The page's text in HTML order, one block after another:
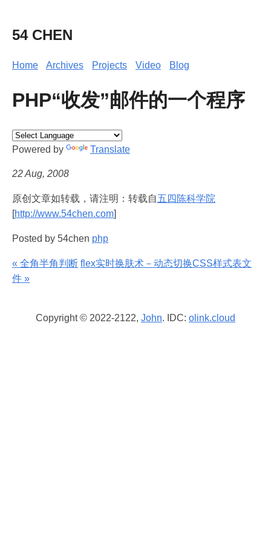
54 CHEN
Home Archives Projects Video Blog
PHP“收发”邮件的一个程序
Powered by Translate
22 Aug, 2008
原创文章如转载，请注明：转载自五四陈科学院
[http://www.54chen.com]
Posted by 54chen php
« 全角半角判断 flex实时换肤术－动态切换CSS样式表文
件 »
Copyright © 2022-2122, John. IDC: olink.cloud